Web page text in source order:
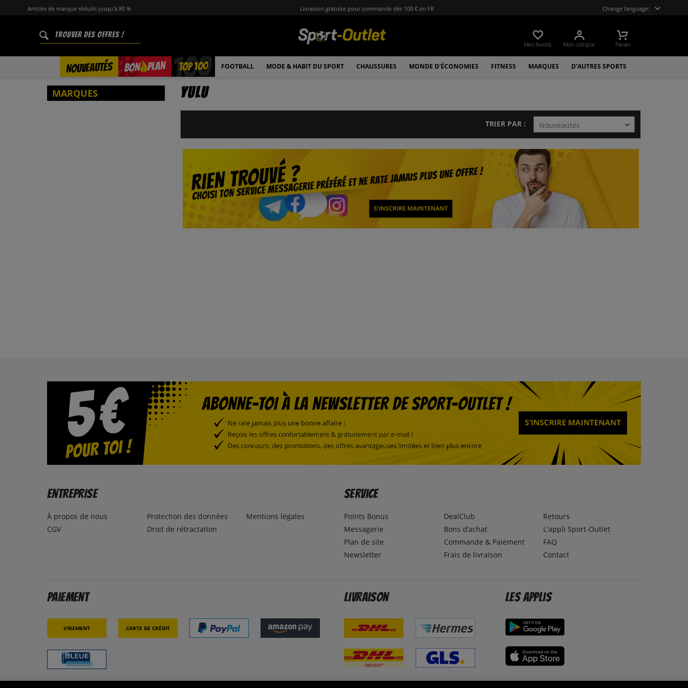
Articles de marque réduits jusqu’à 80 % Livraison gratuite pour commande dès 100 € en FR Change language:
Mes favoris Mon compte Panier
NOUVEAUTÉS BON PLAN
% TOP 100 FOOTBALL MODE & HABIT DU SPORT CHAUSSURES MONDE D'ÉCONOMIES FITNESS MARQUES D’AUTRES SPORTS
MARQUES Yulu
TRIER PAR :
Entreprise
À propos de nous
CGV
Protection des données
Droit de rétractation
Mentions légales
Service
Points Bonus
Messagerie
Plan de site
Newsletter
DealClub
Bons d’achat
Commande & Paiement
Frais de livraison
Retours
L'appli Sport-Outlet
FAQ
Contact
Paiement
Virement Carte de crédit
Livraison Les applis